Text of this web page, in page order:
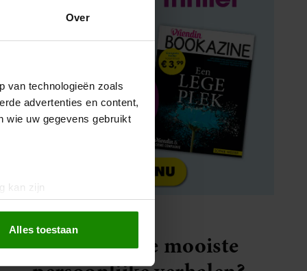
Over
van technologieën zoals
advertenties en content,
wie uw gegevens gebruikt
kan zijn
Alles toestaan
Elke week de mooiste